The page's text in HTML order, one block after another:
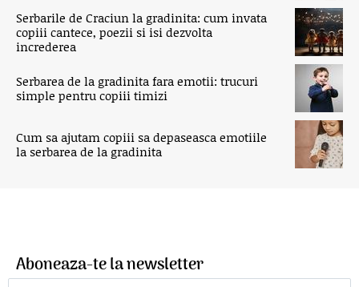
Serbarile de Craciun la gradinita: cum invata
copiii cantece, poezii si isi dezvolta
increderea
Serbarea de la gradinita fara emotii: trucuri
simple pentru copiii timizi
Cum sa ajutam copiii sa depaseasca emotiile
la serbarea de la gradinita
Aboneaza-te la newsletter